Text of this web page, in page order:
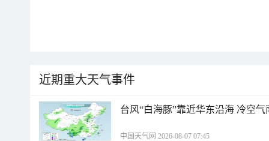
近期重大天气事件
台风“白海豚”靠近华东沿海 冷空
中国天气网 2026-08-07 07:45